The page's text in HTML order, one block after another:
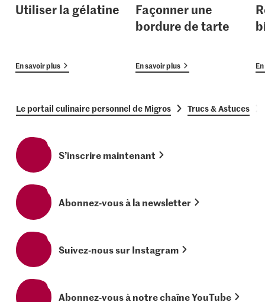
Utiliser la gélatine
En savoir plus
Façonner une
bordure de tarte
En savoir plus
Le portail culinaire personnel de Migros Trucs & Astuces
S’inscrire maintenant
Abonnez-vous à la newsletter
Suivez-nous sur Instagram
Abonnez-vous à notre chaîne YouTube